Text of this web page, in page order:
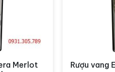
Merlot
Rượu vang